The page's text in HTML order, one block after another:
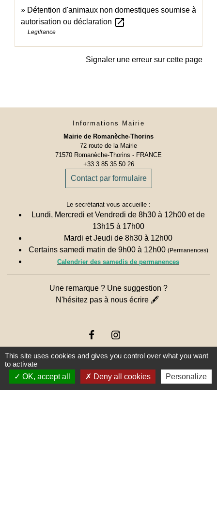
Détention d'animaux non domestiques soumise à
autorisation ou déclaration open_in_new
Legifrance
Signaler une erreur sur cette page
Informations Mairie
Mairie de Romanèche-Thorins
72 route de la Mairie
71570 Romanèche-Thorins - FRANCE
+33 3 85 35 50 26
Contact par formulaire
Le secrétariat vous accueille :
Lundi, Mercredi et Vendredi de 8h30 à 12h00 et de
13h15 à 17h00
Mardi et Jeudi de 8h30 à 12h00
Certains samedi matin de 9h00 à 12h00 (Permanences)
Calendrier des samedis de permanences
Une remarque ? Une suggestion ?
N'hésitez pas à nous écrire 🖋
This site uses cookies and gives you control over what you want
to activate
OK, accept all
Deny all cookies Personalize